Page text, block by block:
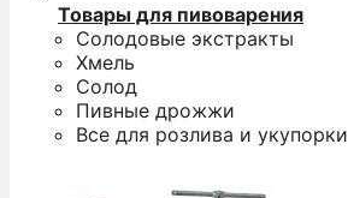
Товары для пивоварения
Солодовые экстракты
Хмель
Солод
Пивные дрожжи
Все для розлива и укупорки